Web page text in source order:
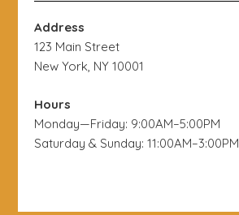
Address
123 Main Street
New York, NY 10001
Hours
Monday—Friday: 9:00AM–5:00PM
Saturday & Sunday: 11:00AM–3:00PM